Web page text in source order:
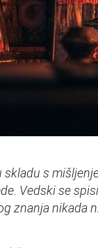
skladu s
Vedski se
znanja nikada